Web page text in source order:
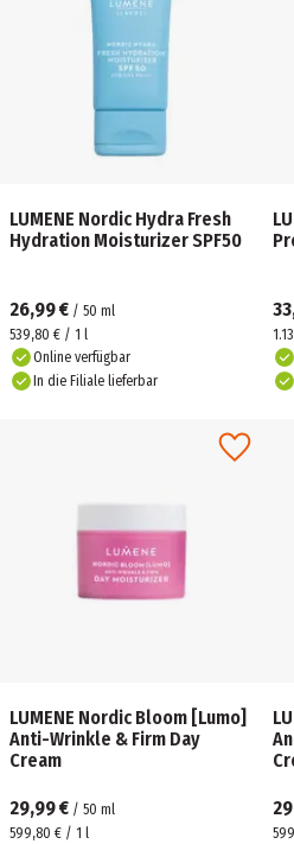
LUMENE Nordic Hydra Fresh
Hydration Moisturizer SPF50
26,99 € / 50 ml
539,80 € / 1 l
Online verfügbar
In die Filiale lieferbar
LUMENE Nordic Bloom [Lumo]
Anti-Wrinkle & Firm Day
Cream
29,99 € / 50 ml
599,80 € / 1 l